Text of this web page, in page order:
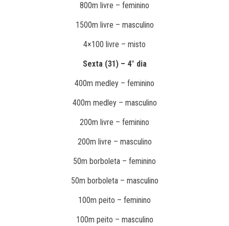
800m livre – feminino
1500m livre – masculino
4×100 livre – misto
Sexta (31) – 4° dia
400m medley – feminino
400m medley – masculino
200m livre – feminino
200m livre – masculino
50m borboleta – feminino
50m borboleta – masculino
100m peito – feminino
100m peito – masculino